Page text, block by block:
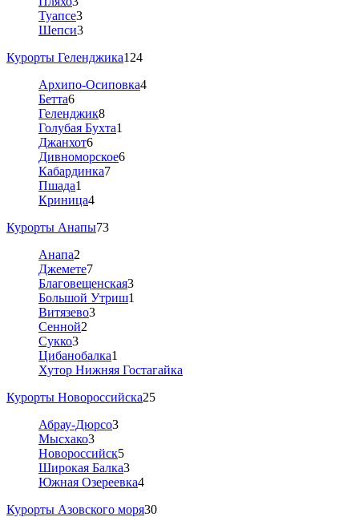
Туапсе3
Шепси3
Курорты Геленджика124
Архипо-Осиповка4
Бетта6
Геленджик8
Голубая Бухта1
Джанхот6
Дивноморское6
Кабардинка7
Пшада1
Криница4
Курорты Анапы73
Анапа2
Джемете7
Благовещенская3
Большой Утриш1
Витязево3
Сенной2
Сукко3
Цибанобалка1
Хутор Нижняя Гостагайка
Курорты Новороссийска25
Абрау-Дюрсо3
Мысхако3
Новороссийск5
Широкая Балка3
Южная Озереевка4
Курорты Азовского моря30